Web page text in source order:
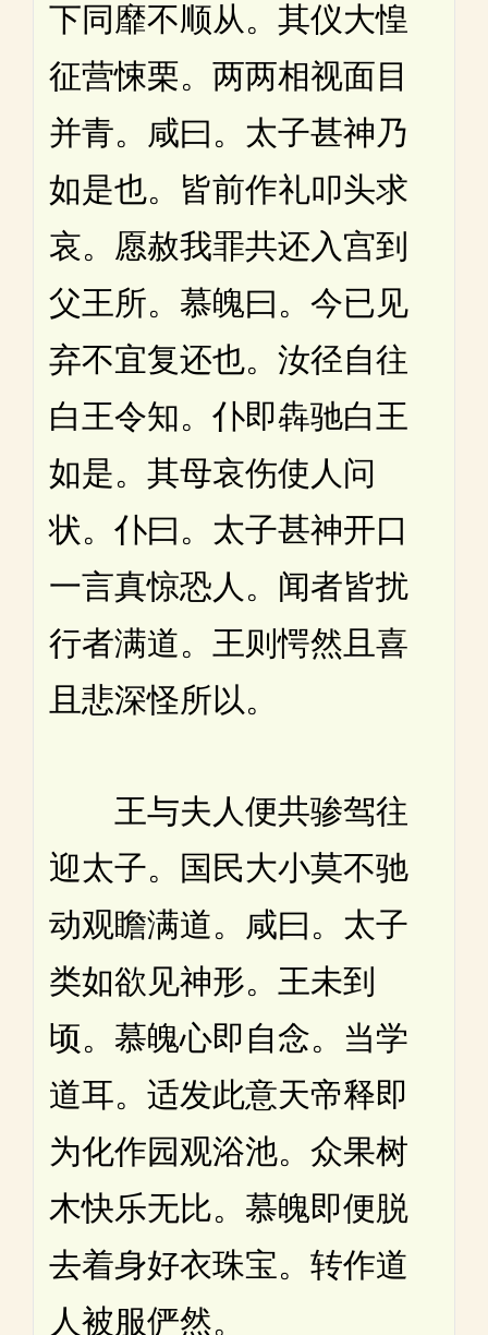
下同靡不顺从。其仪大惶
征营悚栗。两两相视面目
并青。咸曰。太子甚神乃
如是也。皆前作礼叩头求
哀。愿赦我罪共还入宫到
父王所。慕魄曰。今已见
弃不宜复还也。汝径自往
白王令知。仆即犇驰白王
如是。其母哀伤使人问
状。仆曰。太子甚神开口
一言真惊恐人。闻者皆扰
行者满道。王则愕然且喜
且悲深怪所以。
王与夫人便共骖驾往
迎太子。国民大小莫不驰
动观瞻满道。咸曰。太子
类如欲见神形。王未到
顷。慕魄心即自念。当学
道耳。适发此意天帝释即
为化作园观浴池。众果树
木快乐无比。慕魄即便脱
去着身好衣珠宝。转作道
人被服俨然。